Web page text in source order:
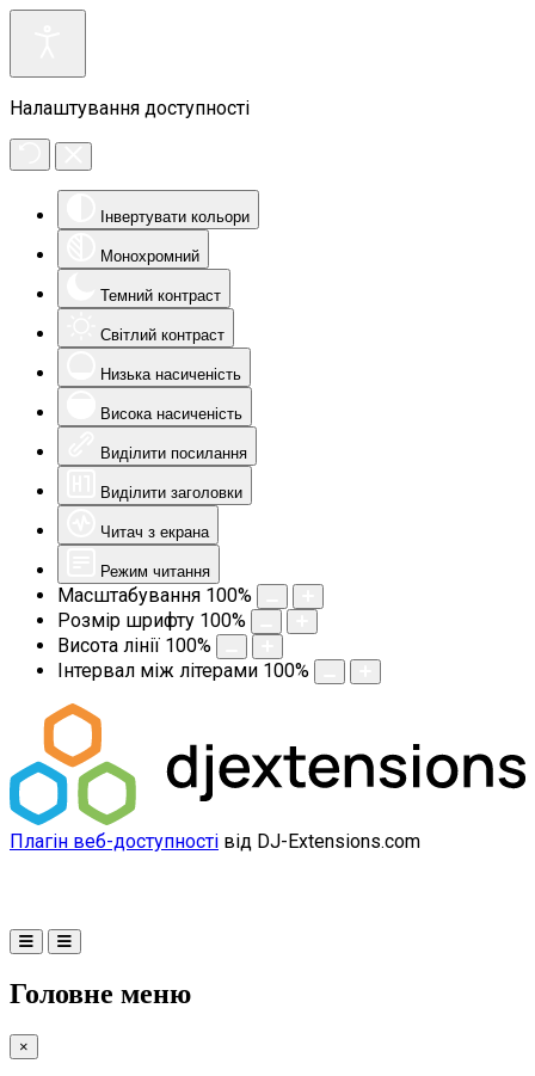
Налаштування доступності
Інвертувати кольори
Монохромний
Темний контраст
Світлий контраст
Низька насиченість
Висока насиченість
Виділити посилання
Виділити заголовки
Читач з екрана
Режим читання
Масштабування 100%
Розмір шрифту 100%
Висота лінії 100%
Інтервал між літерами 100%
Плагін веб-доступності від DJ-Extensions.com
Головне меню
×